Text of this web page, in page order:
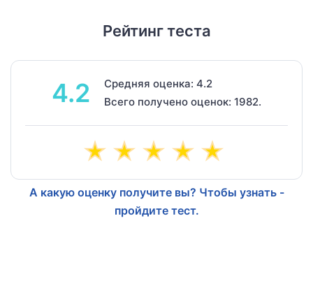
Рейтинг теста
4.2
Средняя оценка: 4.2
Всего получено оценок: 1982.
А какую оценку получите вы? Чтобы узнать -
пройдите тест.